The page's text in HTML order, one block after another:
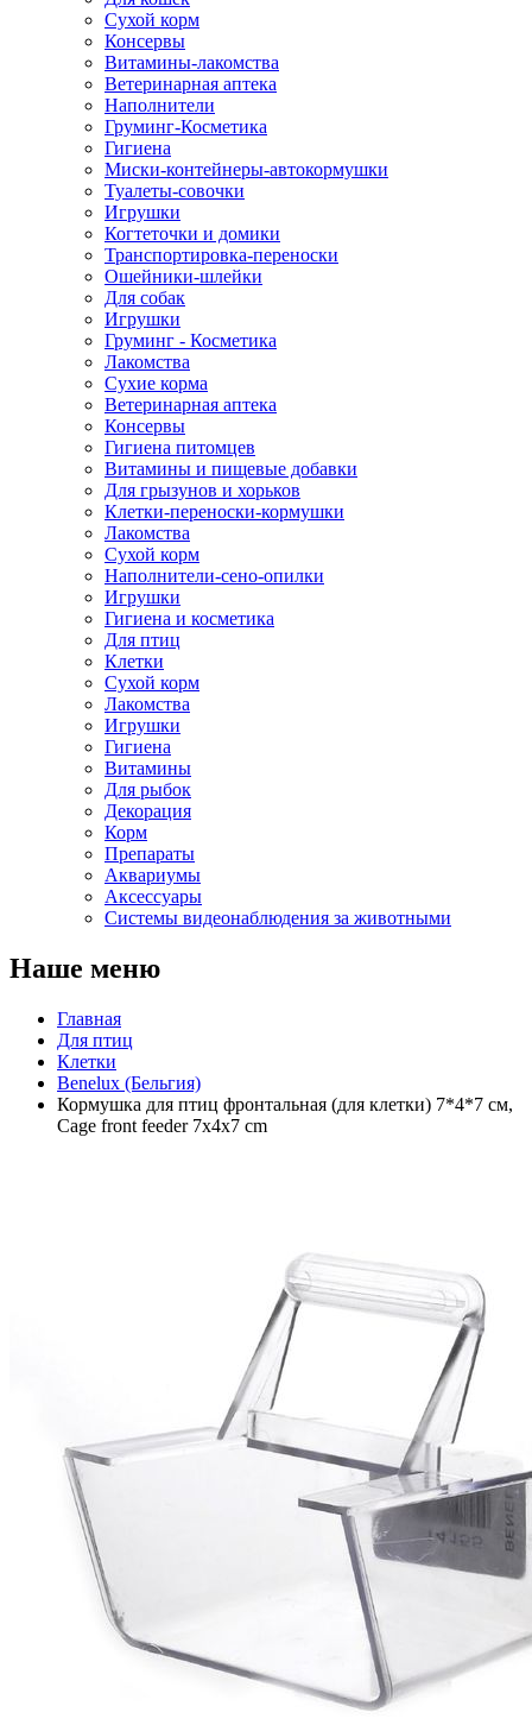
Сухой корм
Консервы
Витамины-лакомства
Ветеринарная аптека
Наполнители
Груминг-Косметика
Гигиена
Миски-контейнеры-автокормушки
Туалеты-совочки
Игрушки
Когтеточки и домики
Транспортировка-переноски
Ошейники-шлейки
Для собак
Игрушки
Груминг - Косметика
Лакомства
Сухие корма
Ветеринарная аптека
Консервы
Гигиена питомцев
Витамины и пищевые добавки
Для грызунов и хорьков
Клетки-переноски-кормушки
Лакомства
Сухой корм
Наполнители-сено-опилки
Игрушки
Гигиена и косметика
Для птиц
Клетки
Сухой корм
Лакомства
Игрушки
Гигиена
Витамины
Для рыбок
Декорация
Корм
Препараты
Аквариумы
Аксессуары
Cистемы видеонаблюдения за животными
Наше меню
Главная
Для птиц
Клетки
Benelux (Бельгия)
Кормушка для птиц фронтальная (для клетки) 7*4*7 см,
Cage front feeder 7x4x7 cm